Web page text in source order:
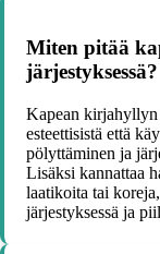
Miten pitää
järjestyksessä?
Kapean kirjahyllyn
esteettisistä että
pölyttäminen ja
Lisäksi kannattaa
laatikoita tai
järjestyksessä ja